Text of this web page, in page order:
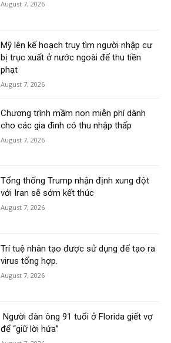
August 7, 2026
Mỹ lên kế hoạch truy tìm người nhập cư
bị trục xuất ở nước ngoài để thu tiền
phạt
August 7, 2026
Chương trình mầm non miễn phí dành
cho các gia đình có thu nhập thấp
August 7, 2026
Tổng thống Trump nhận định xung đột
với Iran sẽ sớm kết thúc
August 7, 2026
Trí tuệ nhân tạo được sử dụng để tạo ra
virus tổng hợp.
August 7, 2026
Người đàn ông 91 tuổi ở Florida giết vợ
để “giữ lời hứa”